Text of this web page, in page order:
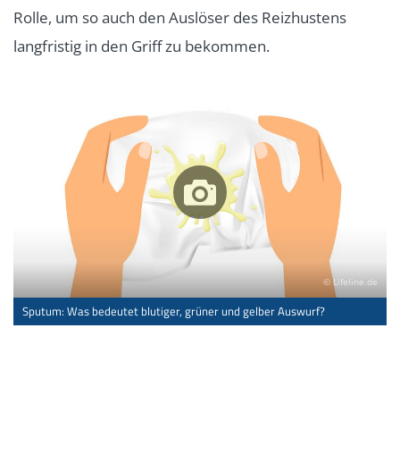
Rolle, um so auch den Auslöser des Reizhustens
langfristig in den Griff zu bekommen.
© Lifeline.de
Sputum: Was bedeutet blutiger, grüner und gelber Auswurf?